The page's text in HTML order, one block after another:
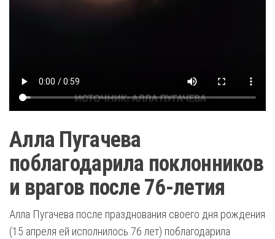
Алла Пугачева
поблагодарила поклонников
и врагов после 76-летия
Алла Пугачева после празднования своего дня рождения
(15 апреля ей исполнилось 76 лет) поблагодарила